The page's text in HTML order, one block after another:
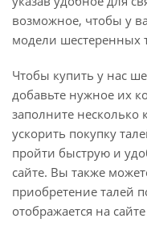
возможное, чтобы у
модели шестеренных
Чтобы купить у нас
добавьте нужное их
заполните несколько
ускорить покупку
пройти быструю и
сайте. Вы также
приобретение талей
отображается на